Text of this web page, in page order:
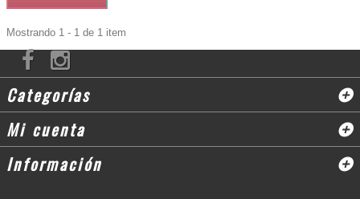
Mostrando 1 - 1 de 1 item
Categorías
Mi cuenta
Información